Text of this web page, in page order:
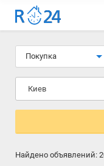
МЕНЮ
Выбрать язык
Избранные
Комментарии к
Покупка
Киев
Найдено объявлений: